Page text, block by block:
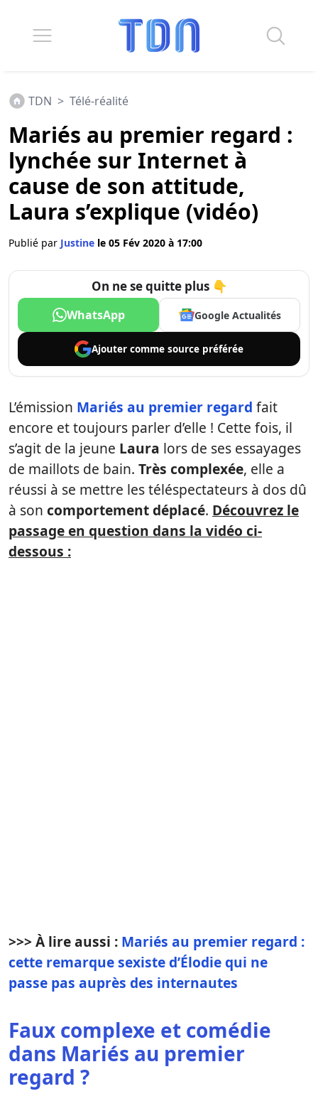
TDN > Télé-réalité
Mariés au premier regard :
lynchée sur Internet à
cause de son attitude,
Laura s’explique (vidéo)
Publié par Justine le 05 Fév 2020 à 17:00
On ne se quitte plus 👇
WhatsApp Google Actualités
Ajouter comme source préférée
L’émission Mariés au premier regard fait
encore et toujours parler d’elle ! Cette fois, il
s’agit de la jeune Laura lors de ses essayages
de maillots de bain. Très complexée, elle a
réussi à se mettre les téléspectateurs à dos dû
à son comportement déplacé. Découvrez le
passage en question dans la vidéo ci-
dessous :
>>> À lire aussi : Mariés au premier regard :
cette remarque sexiste d’Élodie qui ne
passe pas auprès des internautes
Faux complexe et comédie
dans Mariés au premier
regard ?